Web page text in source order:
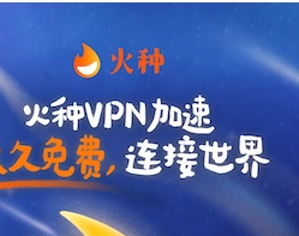
支持[0] 反对
支持